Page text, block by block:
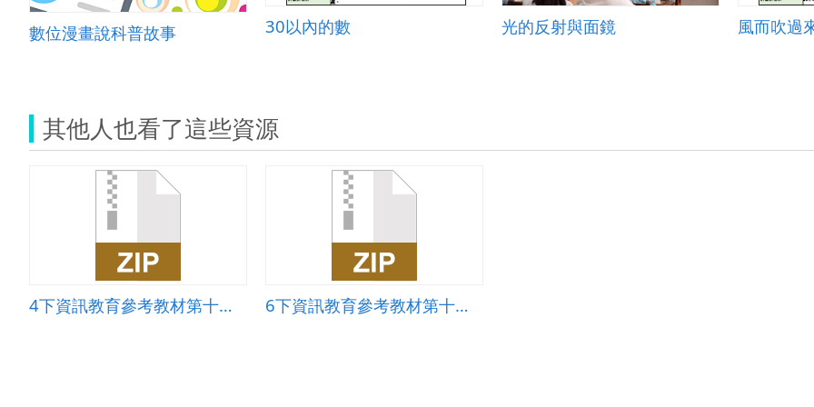
數位漫畫說科普故事 30以內的數 光的反射與面鏡 風而吹過
其他人也看了這些資源
4下資訊教育參考教材第十七課-網路犯罪與網路法律-課本 教學設計 6下資訊教育參考教材第十四課 小心隔牆有耳：無線網路安全防護辨識與設定